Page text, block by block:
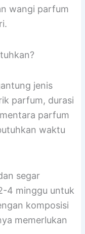
wangi parfum
jenis
parfum, durasi
parfum
waktu
segar
4 minggu untuk
komposisi
memerlukan